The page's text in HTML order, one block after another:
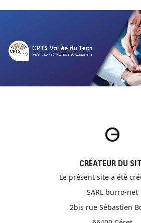
CRÉATEUR DU
Le présent site a été
SARL burro-net
2bis rue Sébastien